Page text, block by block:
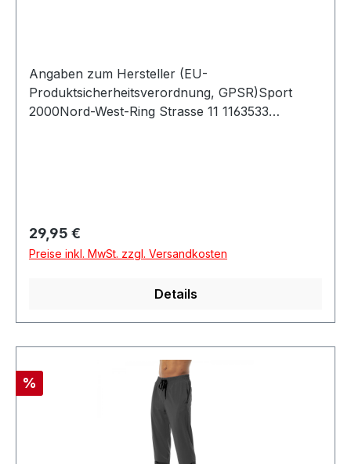
Angaben zum Hersteller (EU-
Produktsicherheitsverordnung, GPSR)Sport
2000Nord-West-Ring Strasse 11 1163533
Regulärer Preis:
29,95 €
Preise inkl. MwSt. zzgl. Versandkosten
Details
Rabatt
%